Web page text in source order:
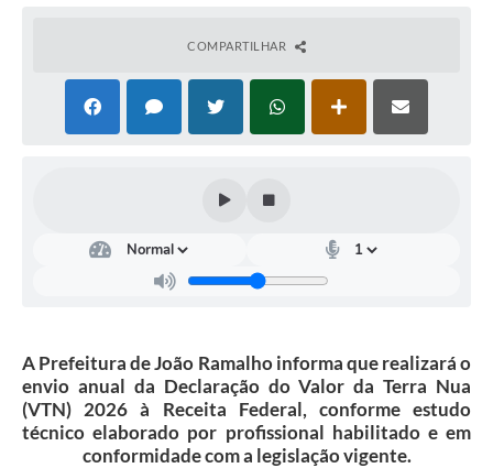
SELEÇÃO PÚBLICA PARA PREVIDÊNCIA COMPLEMENTAR
COMPARTILHAR
A Prefeitura de João Ramalho informa que realizará o
envio anual da Declaração do Valor da Terra Nua
(VTN) 2026 à Receita Federal, conforme estudo
técnico elaborado por profissional habilitado e em
conformidade com a legislação vigente.